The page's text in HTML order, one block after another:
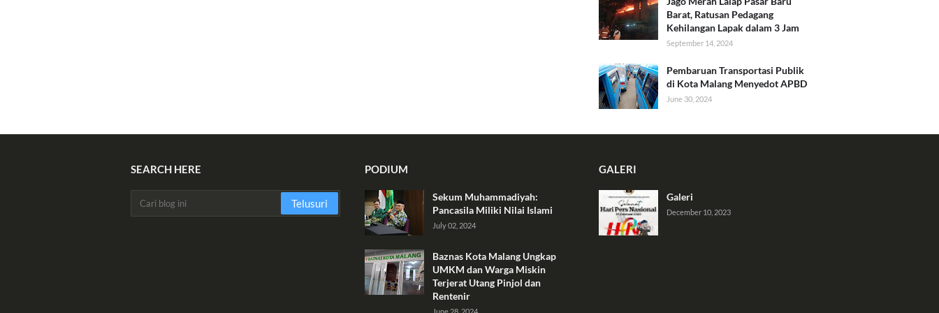
Barat, Ratusan Pedagang
Kehilangan Lapak dalam 3 Jam
September 14, 2024
Pembaruan Transportasi Publik
di Kota Malang Menyedot APBD
June 30, 2024
SEARCH HERE PODIUM
Sekum Muhammadiyah:
Pancasila Miliki Nilai Islami
July 02, 2024
Baznas Kota Malang Ungkap
UMKM dan Warga Miskin
Terjerat Utang Pinjol dan
Rentenir
GALERI
Galeri
December 10, 2023